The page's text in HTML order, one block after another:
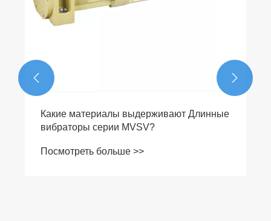
Какие материалы выдерживают Длинные
вибраторы серии MVSV?
Посмотреть больше >>
 